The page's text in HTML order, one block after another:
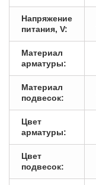
Напряжение
питания, V:
Материал
арматуры:
Материал
подвесок:
Цвет
арматуры:
Цвет
подвесок: